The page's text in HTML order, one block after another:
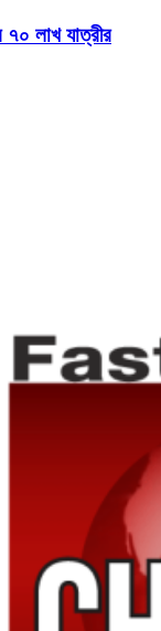
৭০ লাখ যাত্রীর